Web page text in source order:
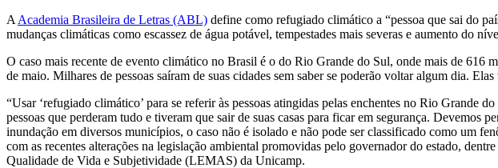
A Academia Brasileira de Letras (ABL) define como refugiado climático a “pessoa que sai do
mudanças climáticas como escassez de água potável, tempestades mais severas e aumento do
O caso mais recente de evento climático no Brasil é o do Rio Grande do Sul, onde mais de 616
de maio. Milhares de pessoas saíram de suas cidades sem saber se poderão voltar algum dia.
“Usar ‘refugiado climático’ para se referir às pessoas atingidas pelas enchentes no Rio Grande
pessoas que perderam tudo e tiveram que sair de suas casas para ficar em segurança.
inundação em diversos municípios, o caso não é isolado e não pode ser classificado como um
com as recentes alterações na legislação ambiental promovidas pelo governador do estado,
Qualidade de Vida e Subjetividade (LEMAS) da Unicamp.